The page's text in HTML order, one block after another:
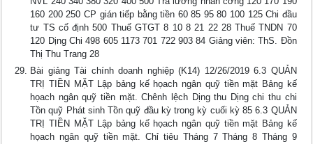
160 200 250 CP gián tiếp bằng tiền 60 85 95 80 100 125 Chi đầu
tư TS cố định 500 Thuế GTGT 8 10 8 21 22 28 Thuế TNDN 70
120 Dịng Chi 498 605 1173 701 722 903 84 Giảng viên: ThS. Đồn
Thị Thu Trang 28
Bài giảng Tài chính doanh nghiệp (K14) 12/26/2019 6.3 QUẢN
TRỊ TIỀN MẶT Lập bảng kế họach ngân quỹ tiền mặt Bảng kế
họach ngân quỹ tiền mặt. Chênh lệch Dịng thu Dịng chi thu chi
Tồn quỹ Phát sinh Tồn quỹ đầu kỳ trong kỳ cuối kỳ 85 6.3 QUẢN
TRỊ TIỀN MẶT Lập bảng kế họach ngân quỹ tiền mặt Bảng kế
họach ngân quỹ tiền mặt. Chỉ tiêu Tháng 7 Tháng 8 Tháng 9